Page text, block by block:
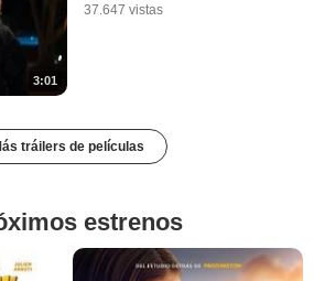
3:01
37.647 vistas
tráilers de películas
estrenos